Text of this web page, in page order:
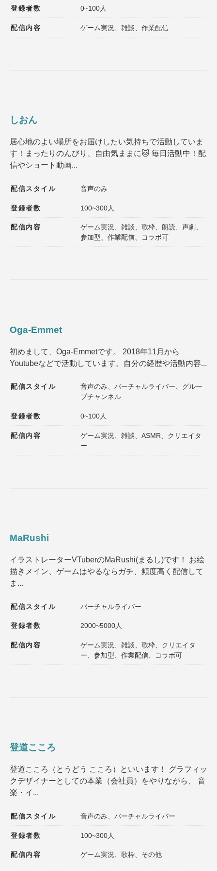
登録者数 0~100人
配信内容 ゲーム実況、雑談、作業配信
しおん
居心地のよい場所をお届けしたい気持ちで活動していま
す！まったりのんびり、自由気ままに🐱 毎日活動中！配
信やショート動画...
配信スタイル 音声のみ
登録者数 100~300人
配信内容
ゲーム実況、雑談、歌枠、朗読、声劇、
参加型、作業配信、コラボ可
Oga-Emmet
初めまして、Oga-Emmetです。 2018年11月から
Youtubeなどで活動しています。自分の経歴や活動内容...
配信スタイル
音声のみ、バーチャルライバー、グルー
プチャンネル
登録者数 0~100人
配信内容
ゲーム実況、雑談、ASMR、クリエイタ
ー
MaRushi
イラストレーターVTuberのMaRushi(まるし)です！ お絵
描きメイン、ゲームはやるならガチ、頻度高く配信して
ま...
配信スタイル バーチャルライバー
登録者数 2000~5000人
配信内容
ゲーム実況、雑談、歌枠、クリエイタ
ー、参加型、作業配信、コラボ可
登道こころ
登道こころ（とうどう こころ）といいます！ グラフィッ
クデザイナーとしての本業（会社員）をやりながら、 音
楽・イ...
配信スタイル 音声のみ、バーチャルライバー
登録者数 100~300人
配信内容 ゲーム実況、歌枠、その他